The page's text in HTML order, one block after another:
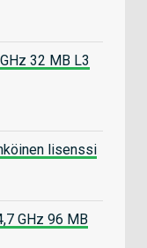
32 MB L3
lisenssi
GHz 96 MB